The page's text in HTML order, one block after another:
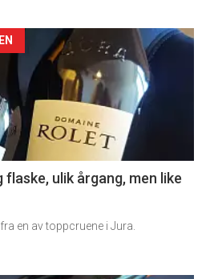
flaske, ulik årgang, men like
en av toppcruene i Jura.